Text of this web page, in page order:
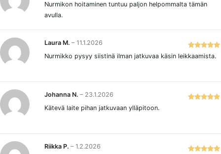
Arvostelu
Nurmikon hoitaminen tuntuu paljon helpommalta tämän
avulla.
Arvostelu
Laura M. – 11.1.2026
Nurmikko pysyy siistinä ilman jatkuvaa käsin leikkaamista.
Johanna N. – 23.1.2026
Kätevä laite pihan jatkuvaan ylläpitoon.
Riikka P. – 1.2.2026